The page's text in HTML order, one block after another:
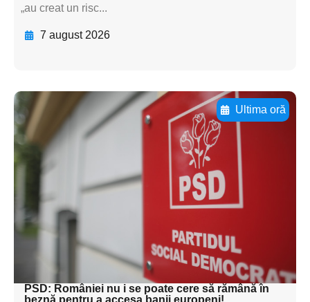
„au creat un risc...
7 august 2026
Ultima oră
Adaugă aici textul pentru
subtitluAdaugă aici
textul pentru
subtitluAdaugă aici
textul pentru
subtitluAdaugă aici
textul pentru subti
PSD: României nu i se poate cere să rămână în
beznă pentru a accesa banii europeni!